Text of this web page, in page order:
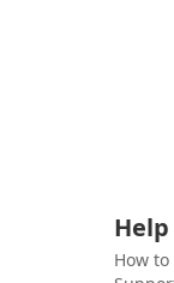
Help
How to